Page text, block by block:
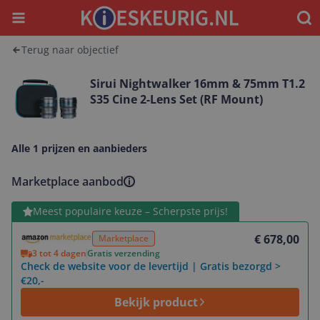
Menu
Terug naar objectief
Sirui Nightwalker 16mm & 75mm T1.2
S35 Cine 2-Lens Set (RF Mount)
Alle 1 prijzen en aanbieders
Marketplace aanbod
Meest populaire keuze – Scherpste prijs!
Marketplace € 678,00
3 tot 4 dagenGratis verzending
Check de website voor de levertijd | Gratis bezorgd >
€20,-
Bekijk product
Bekijk product